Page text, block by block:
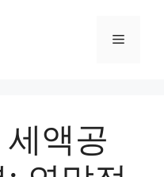
메
액공